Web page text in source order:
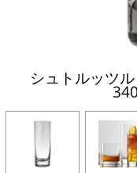
シュトルッツ